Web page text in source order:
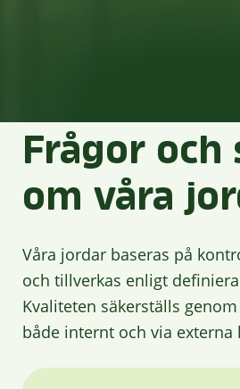
Frågor och
om våra
Våra jordar baseras på
och tillverkas enligt
Kvaliteten säkerställs
både internt och via externa